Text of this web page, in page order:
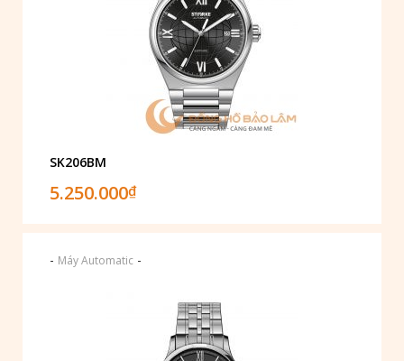
SK206BM
5.250.000₫
- Máy Automatic -